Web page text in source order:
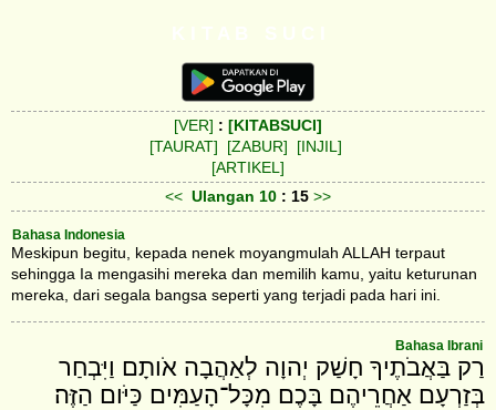
[VER] : [KITABSUCI]
[TAURAT]
[ZABUR]
[INJIL]
[ARTIKEL]
<< Ulangan 10 : 15 >>
Bahasa Indonesia
Meskipun begitu, kepada nenek moyangmulah ALLAH terpaut
sehingga Ia mengasihi mereka dan memilih kamu, yaitu keturunan
mereka, dari segala bangsa seperti yang terjadi pada hari ini.
Bahasa Ibrani
רַק בַּאֲבֹתֶיךָ חָשַׁק יְהוָה לְאַהֲבָה אֹותָם וַיִּבְחַר
בְּזַרְעָם אַחֲרֵיהֶם בָּכֶם מִכָּל־הָעַמִּים כַּיֹּום הַזֶּה׃